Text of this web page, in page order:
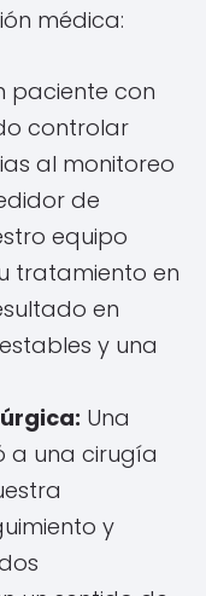
médica:
paciente con
controlar
al monitoreo
de
equipo
tratamiento en
en
y una
Una
a una cirugía
y